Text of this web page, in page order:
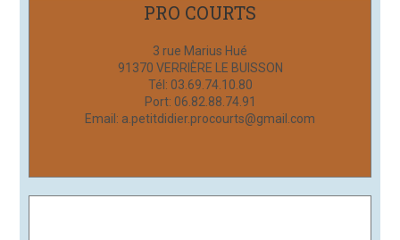
PRO COURTS
3 rue Marius Hué
91370 VERRIÈRE LE BUISSON
Tél: 03.69.74.10.80
Port: 06.82.88.74.91
Email: a.petitdidier.procourts@gmail.com